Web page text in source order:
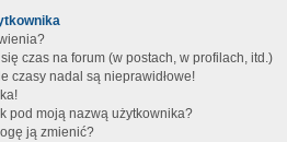
czas na forum (w postach, w profilach, itd.)
czasy nadal są nieprawidłowe!
pod moją nazwą użytkownika?
ją zmienić?